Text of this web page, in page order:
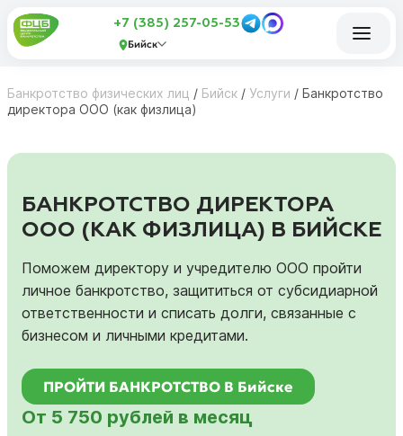
+7 (385) 257-05-53
Бийск
Банкротство физических лиц / Бийск / Услуги / Банкротство
директора ООО (как физлица)
БАНКРОТСТВО ДИРЕКТОРА
ООО (КАК ФИЗЛИЦА) В БИЙСКЕ
Поможем директору и учредителю ООО пройти
личное банкротство, защититься от субсидиарной
ответственности и списать долги, связанные с
бизнесом и личными кредитами.
ПРОЙТИ БАНКРОТСТВО В Бийске
От 5 750 рублей в месяц